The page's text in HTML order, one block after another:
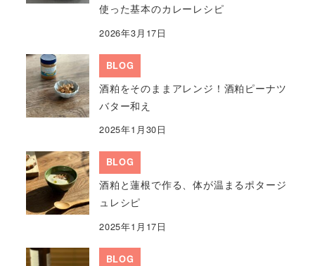
使った基本のカレーレシピ
2026年3月17日
BLOG
酒粕をそのままアレンジ！酒粕ピーナツ
バター和え
2025年1月30日
BLOG
酒粕と蓮根で作る、体が温まるポタージ
ュレシピ
2025年1月17日
BLOG